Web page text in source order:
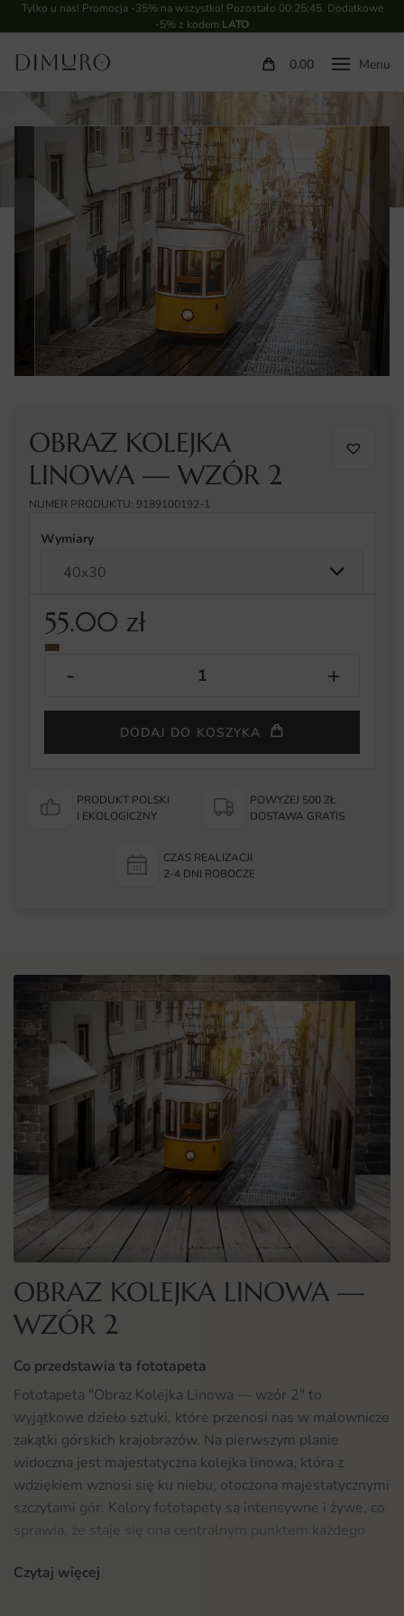
Tylko u nas! Promocja -35% na wszystko! Pozostało 00:25:44. Dodatkowe
-5% z kodem LATO
0.00
OBRAZ KOLEJKA
LINOWA — WZÓR 2
NUMER PRODUKTU: 9189100192-1
Wymiary
55.00 zł
DODAJ DO KOSZYKA
PRODUKT POLSKI
I EKOLOGICZNY
POWYŻEJ 500 ZŁ
DOSTAWA GRATIS
CZAS REALIZACJI
2-4 DNI ROBOCZE
OBRAZ KOLEJKA LINOWA —
WZÓR 2
Co przedstawia ta fototapeta
Fototapeta "Obraz Kolejka Linowa — wzór 2" to
wyjątkowe dzieło sztuki, które przenosi nas w malownicze
zakątki górskich krajobrazów. Na pierwszym planie
widoczna jest majestatyczna kolejka linowa, która z
wdziękiem wznosi się ku niebu, otoczona majestatycznymi
szczytami gór. Kolory fototapety są intensywne i żywe, co
sprawia, że staje się ona centralnym punktem każdego
głębi i realizmu, co czyni tę fototapetę idealnym wyborem
Czytaj więcej